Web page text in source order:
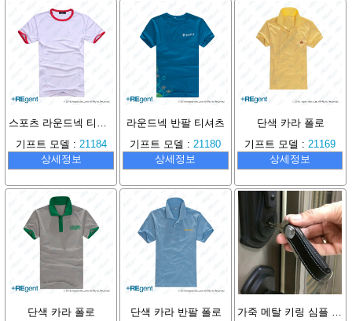
기프트 모델 : 21184
상세정보
라운드넥 반팔 티셔츠
기프트 모델 : 21180
상세정보
단색 카라 폴로
기프트 모델 : 21169
상세정보
단색 카라 폴로
단색 카라 반팔 폴로
가죽 메탈 키링 심플 폐쇄 링